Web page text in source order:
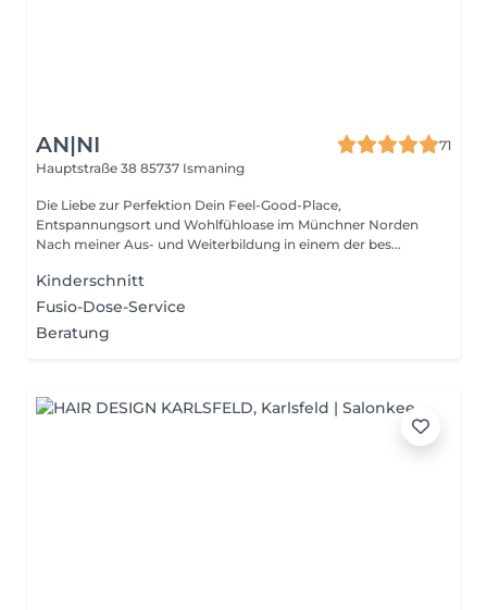
AN|NI
71
Hauptstraße 38 85737 Ismaning
Die Liebe zur Perfektion Dein Feel-Good-Place,
Entspannungsort und Wohlfühloase im Münchner Norden
Nach meiner Aus- und Weiterbildung in einem der bes...
Kinderschnitt
Fusio-Dose-Service
Beratung